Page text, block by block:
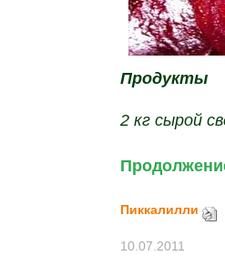
Продукты
2 кг сырой
Пиккалилли
10.07.2011